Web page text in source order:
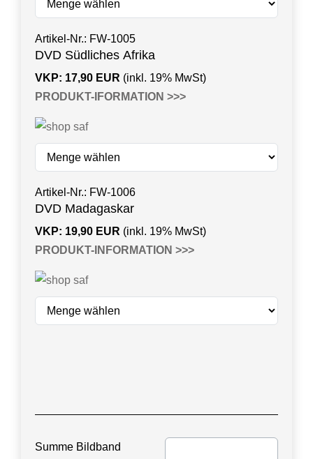
Artikel-Nr.: FW-1005
DVD Südliches Afrika
VKP: 17,90 EUR (inkl. 19% MwSt)
PRODUKT-IFORMATION >>>
Artikel-Nr.: FW-1006
DVD Madagaskar
VKP: 19,90 EUR (inkl. 19% MwSt)
PRODUKT-INFORMATION >>>
Summe Bildband